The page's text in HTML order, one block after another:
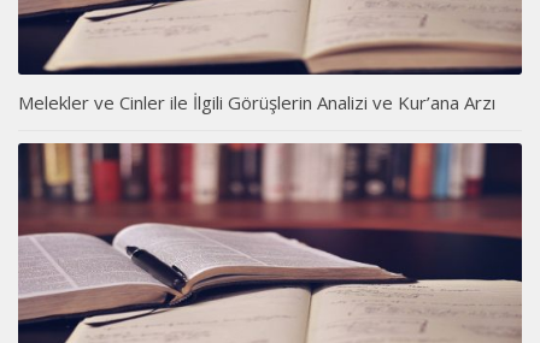
Melekler ve Cinler ile İlgili Görüşlerin Analizi ve Kur’ana Arzı